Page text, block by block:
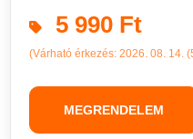
5 990 Ft
(Várható érkezés: 2026. 08. 14.
MEGRENDELEM